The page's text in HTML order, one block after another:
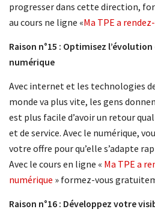
progresser dans cette direction,
au cours ne ligne «Ma TPE a
Raison n°15 : Optimisez
numérique
Avec internet et les technologies
monde va plus vite, les gens
est plus facile d’avoir un retour
et de service. Avec le numérique,
votre offre pour qu’elle s’adapte
Avec le cours en ligne « Ma TPE a
numérique » formez-vous
Raison n°16 : Développez votre